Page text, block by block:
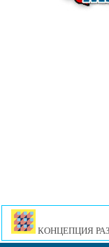
КОНЦЕПЦИЯ